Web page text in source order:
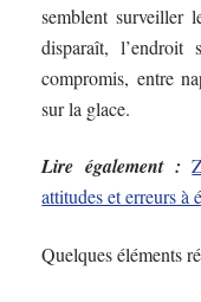
semblent surveiller
disparaît, l’endroit
compromis, entre
sur la glace.
Lire également :
attitudes et erreurs à
Quelques éléments